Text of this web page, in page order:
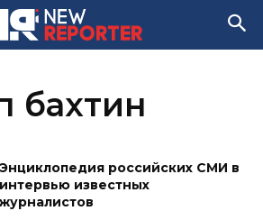
бахтин
Энциклопедия российских СМИ в
интервью известных
журналистов